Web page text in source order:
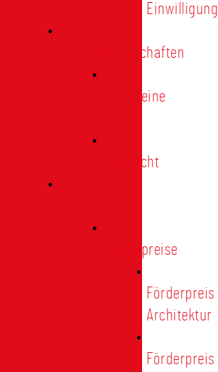
Einwilligung
Tischgemeinschaften
Allgemeine
Übersicht
Förderpreise
Förderpreis
Architektur
Förderpreis